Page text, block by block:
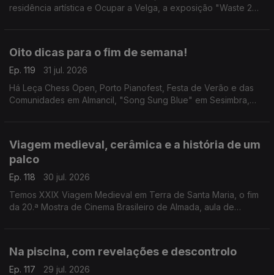
residência artística e Ocupar a Velga, a exposição "Waste 2
Oito dicas para o fim de semana!
Ep. 119
31 jul. 2026
Há Leça Chess Open, Porto Pianofest, Festa de Verão e das
Comunidades em Almancil, "Song Sung Blue" em Sesimbra,
Viagem medieval, cerâmica e a história de um
palco
Ep. 118
30 jul. 2026
Temos XXIX Viagem Medieval em Terra de Santa Maria, o fim
da 20.ª Mostra de Cinema Brasileiro de Almada, aula de
Na piscina, com revelações e descontrolo
Ep. 117
29 jul. 2026